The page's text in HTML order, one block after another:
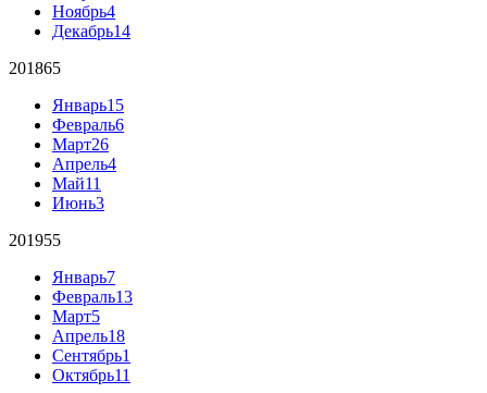
Ноябрь4
Декабрь14
201865
Январь15
Февраль6
Март26
Апрель4
Май11
Июнь3
201955
Январь7
Февраль13
Март5
Апрель18
Сентябрь1
Октябрь11